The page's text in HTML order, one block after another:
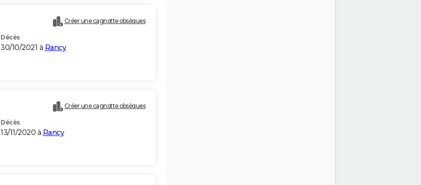
Créer une cagnotte obsèques
Décès
30/10/2021 à Rancy
Créer une cagnotte obsèques
Décès
13/11/2020 à Rancy